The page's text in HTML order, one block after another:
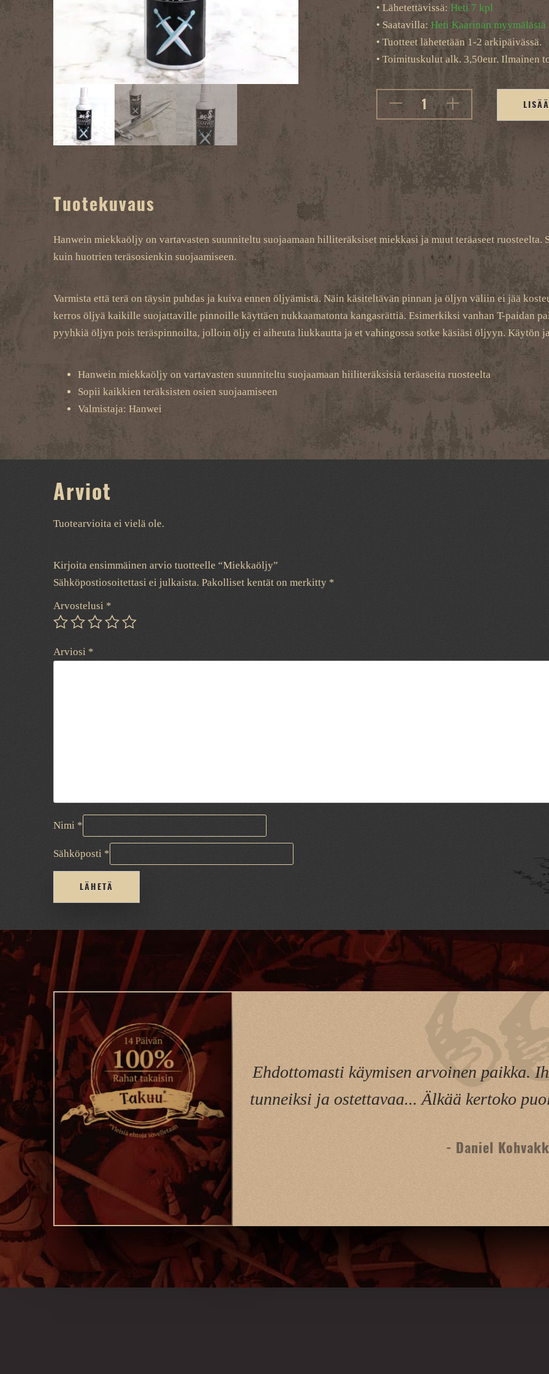
• Lähetettävissä: Heti 7 kpl
• Saatavilla: Heti Kaarinan myymälästä
• Tuotteet lähetetään 1-2 arkipäivässä.
• Toimituskulut alk. 3,50eur. Ilmainen
Tuotekuvaus
Hanwein miekkaöljy on vartavasten suunniteltu suojaamaan hilliteräksiset miekkasi ja muut teräaseet
kuin huotrien teräsosienkin suojaamiseen.
Varmista että terä on täysin puhdas ja kuiva ennen öljyämistä. Näin käsiteltävän pinnan ja öljyn väliin ei jää
kerros öljyä kaikille suojattaville pinnoille käyttäen nukkaamatonta kangasrättiä. Esimerkiksi vanhan T-paidan
pyyhkiä öljyn pois teräspinnoilta, jolloin öljy ei aiheuta liukkautta ja et vahingossa sotke käsiäsi öljyyn. Käytön
Hanwein miekkaöljy on vartavasten suunniteltu suojaamaan hiiliteräksisiä teräaseita ruosteelta
Sopii kaikkien teräksisten osien suojaamiseen
Valmistaja: Hanwei
Arviot
Tuotearvioita ei vielä ole.
Kirjoita ensimmäinen arvio tuotteelle “Miekkaöljy”
Sähköpostiosoitettasi ei julkaista. Pakolliset kentät on merkitty *
Arvostelusi *
Arviosi *
Nimi *
Sähköposti *
Ehdottomasti käymisen arvoinen paikka.
tunneiksi ja ostettavaa... Älkää kertoko
- Daniel